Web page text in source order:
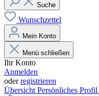
Suche
Wunschzettel
Mein Konto
Menü schließen
Ihr Konto
Anmelden
oderregistrieren
Übersicht Persönliches Profil